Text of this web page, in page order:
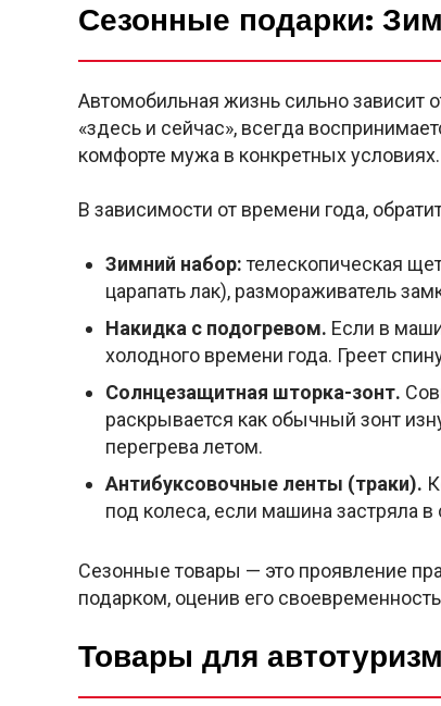
Сезонные подарки:
Автомобильная жизнь сильно
«здесь и сейчас», всегда
комфорте мужа в конкретных условиях.
В зависимости от времени года,
Зимний набор:телескопическая
царапать лак), размораживатель
Накидка с подогревом. Если в
холодного времени года. Греет
Солнцезащитная шторка-зонт.
раскрывается как обычный зонт
перегрева летом.
Антибуксовочные ленты (траки).
под колеса, если машина застряла в
Сезонные товары — это проявление
подарком, оценив его
Товары для